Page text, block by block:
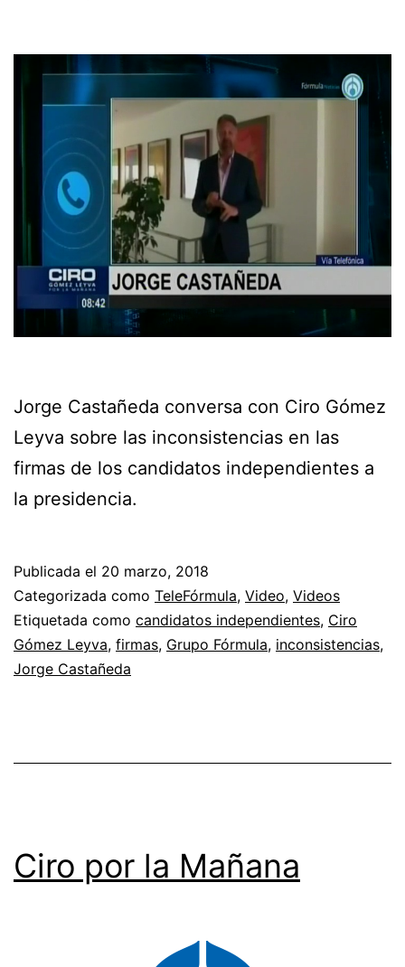
Jorge Castañeda conversa con Ciro Gómez
Leyva sobre las inconsistencias en las
firmas de los candidatos independientes a
la presidencia.
Publicada el 20 marzo, 2018
Categorizada como TeleFórmula, Video, Videos
Etiquetada como candidatos independientes, Ciro
Gómez Leyva, firmas, Grupo Fórmula, inconsistencias,
Jorge Castañeda
Ciro por la Mañana